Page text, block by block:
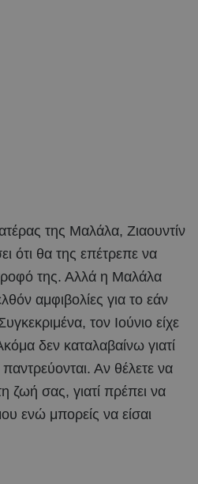
της Μαλάλα, Ζιαουντίν
ότι θα της επέτρεπε να
της. Αλλά η Μαλάλα
αμφιβολίες για το εάν
τον Ιούνιο είχε
δεν καταλαβαίνω γιατί
Αν θέλετε να
ζωή σας, γιατί πρέπει να
ενώ μπορείς να είσαι